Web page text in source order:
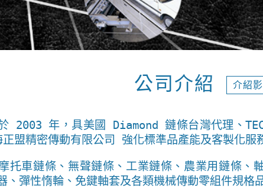
公司介紹 介紹
2003 年，具美國 Diamond 鏈條台灣代理、
正盟精密傳動有限公司
強化標準品產能及客製化服
托車鏈條、無聲鏈條、工業鏈條、農業用鏈條、
、彈性惰輪、免鍵軸套及各類機械傳動零組件規格